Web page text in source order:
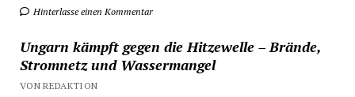
Hinterlasse einen Kommentar
Ungarn kämpft gegen die Hitzewelle – Brände,
Stromnetz und Wassermangel
VON REDAKTION